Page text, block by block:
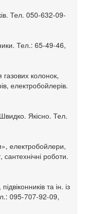
Тел. 050-632-09-
Тел.: 65-49-46,
колонок,
електробойлерів.
Якісно. Тел.
електробойлери,
роботи.
та ін. із
095-707-92-09,